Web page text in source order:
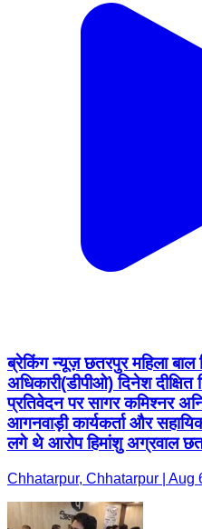
ब्रेकिंग न्यूज़ छतरपुर महिला बाल
अधिकारी(डीपीओ) दिनेश
प्रतिवेदन पर सागर कमिश्नर
आगनवाड़ी कार्यकर्ता और
लगे थे आरोप हिमांशु अग्रवाल
Chhatarpur, Chhatarpur | Aug